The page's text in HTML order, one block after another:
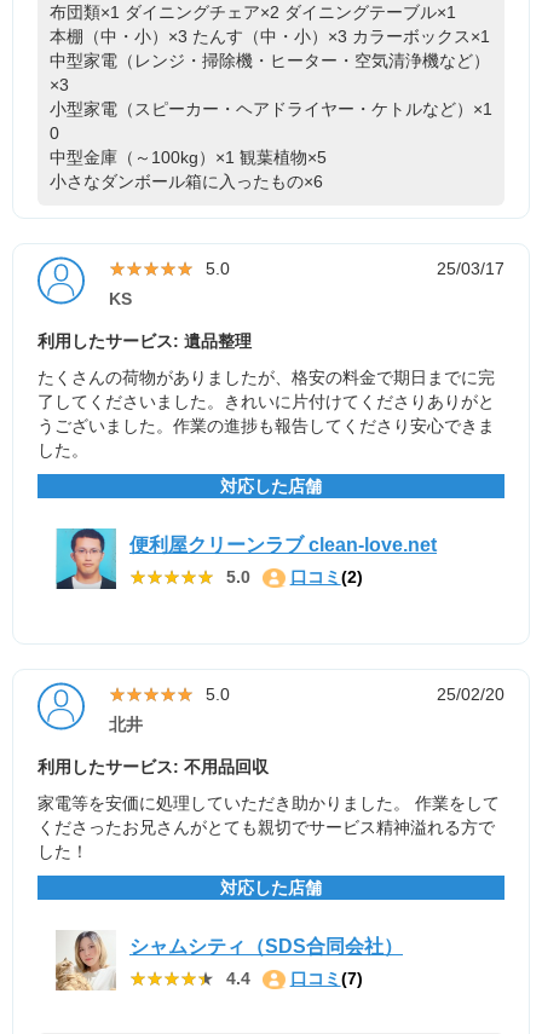
布団類×1 ダイニングチェア×2 ダイニングテーブル×1
本棚（中・小）×3 たんす（中・小）×3 カラーボックス×1
中型家電（レンジ・掃除機・ヒーター・空気清浄機など）
×3
小型家電（スピーカー・ヘアドライヤー・ケトルなど）×1
0
中型金庫（～100kg）×1 観葉植物×5
小さなダンボール箱に入ったもの×6
★★★★★
★★★★★ 5.0
25/03/17
KS
利用したサービス: 遺品整理
たくさんの荷物がありましたが、格安の料金で期日までに完
了してくださいました。きれいに片付けてくださりありがと
うございました。作業の進捗も報告してくださり安心できま
した。
対応した店舗
便利屋クリーンラブ clean-love.net
★★★★★
★★★★★ 5.0 口コミ (2)
★★★★★
★★★★★ 5.0
25/02/20
北井
利用したサービス: 不用品回収
家電等を安価に処理していただき助かりました。 作業をして
くださったお兄さんがとても親切でサービス精神溢れる方で
した！
対応した店舗
シャムシティ（SDS合同会社）
★★★★★
★★★★★ 4.4 口コミ (7)